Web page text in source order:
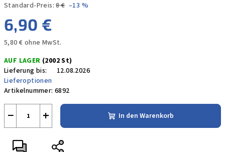
Standard-Preis: 8 € –13 %
6,90 €
5,80 € ohne MwSt.
AUF LAGER (2002 St)
Lieferung bis:
12.08.2026
Lieferoptionen
Artikelnummer: 6892
+
− In den Warenkorb